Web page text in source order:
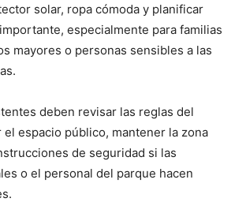
solar, ropa cómoda y planificar
especialmente para familias
mayores o personas sensibles a las
deben revisar las reglas del
el espacio público, mantener la zona
de seguridad si las
o el personal del parque hacen